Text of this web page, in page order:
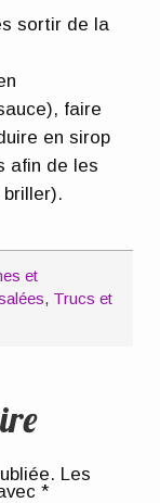
sortir de la
faire
en sirop
afin de les
et
, Trucs et
Les
*